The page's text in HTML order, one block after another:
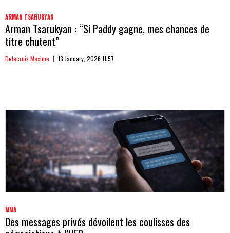
ARMAN TSARUKYAN
Arman Tsarukyan : “Si Paddy gagne, mes chances de
titre chutent”
Delacroix Maxime 13 January, 2026 11:57
MMA
Des messages privés dévoilent les coulisses des